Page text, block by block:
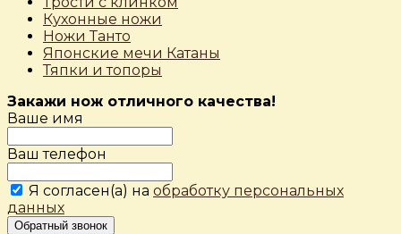
Кухонные ножи
Ножи Танто
Японские мечи Катаны
Тяпки и топоры
Закажи нож отличного качества!
Ваше имя
Ваш телефон
Я согласен(а) на обработку персональных
данных
Обратный звонок